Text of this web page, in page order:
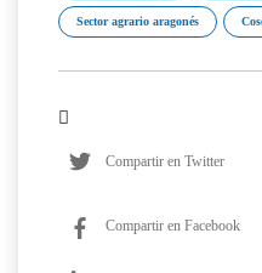
Sector agrario aragonés
Compartir en Twitter
Compartir en Facebook